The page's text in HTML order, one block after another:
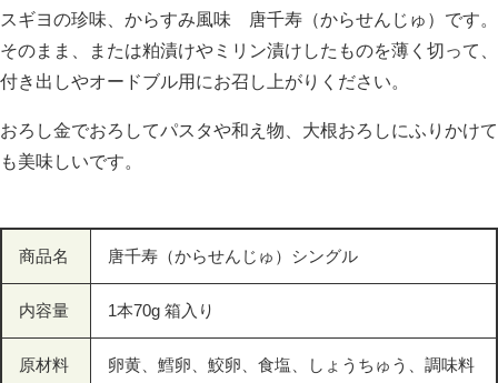
スギヨの珍味、からすみ風味 唐千寿（からせんじゅ）です。
そのまま、または粕漬けやミリン漬けしたものを薄く切って、
付き出しやオードブル用にお召し上がりください。
おろし金でおろしてパスタや和え物、大根おろしにふりかけて
も美味しいです。
商品名 唐千寿（からせんじゅ）シングル
内容量 1本70g 箱入り
原材料
卵黄、鱈卵、鮫卵、食塩、しょうちゅう、調味料